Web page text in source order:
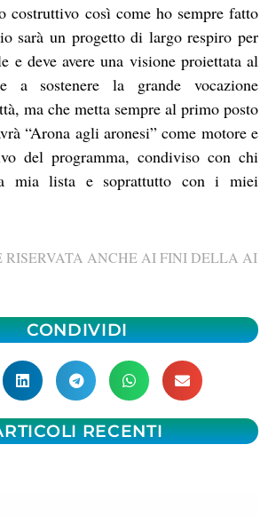
costruttivo così come ho sempre fatto
sarà un progetto di largo respiro per
e deve avere una visione proiettata al
a sostenere la grande vocazione
ma che metta sempre al primo posto
“Arona agli aronesi” come motore e
del programma, condiviso con chi
mia lista e soprattutto con i miei
RISERVATA ANCHE AI FINI DELLA AI
CONDIVIDI
RECENTI